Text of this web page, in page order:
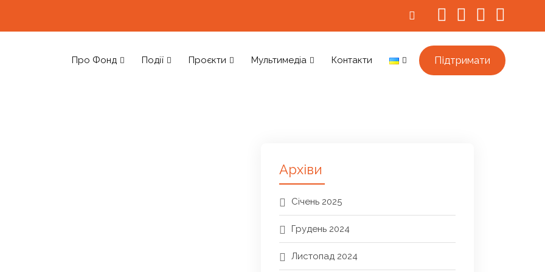
Про Фонд Події Проєкти Мультимедіа Контакти Підтримати
Архіви
Січень 2025
Грудень 2024
Листопад 2024